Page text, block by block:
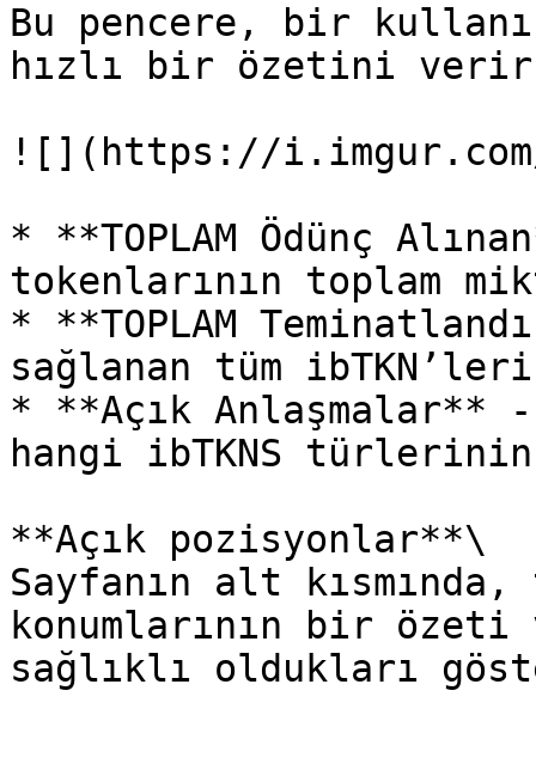
Bu pencere, bir
hızlı bir özetini
![](https://i.imgur.com/
* **TOPLAM Ödünç
tokenlarının toplam
* **TOPLAM
sağlanan tüm
* **Açık Anlaşmalar**
hangi ibTKNS
**Açık pozisyonlar**\
Sayfanın alt kısmında,
konumlarının bir özeti